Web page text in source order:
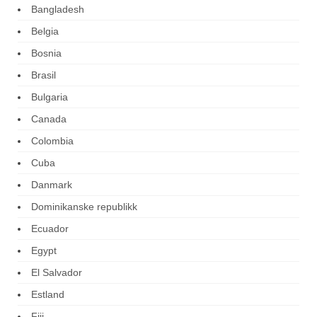
Bangladesh
Belgia
Bosnia
Brasil
Bulgaria
Canada
Colombia
Cuba
Danmark
Dominikanske republikk
Ecuador
Egypt
El Salvador
Estland